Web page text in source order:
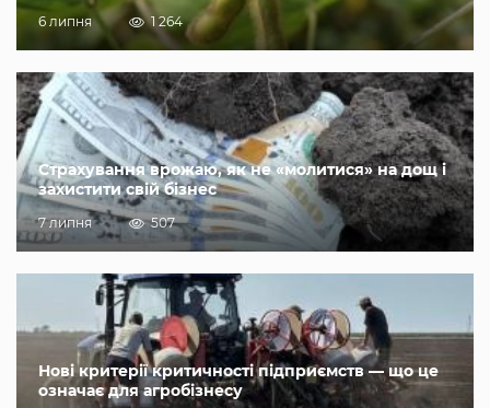
6 липня 1 264
Страхування врожаю, як не «молитися» на дощ і
захистити свій бізнес
7 липня 507
Нові критерії критичності підприємств — що це
означає для агробізнесу